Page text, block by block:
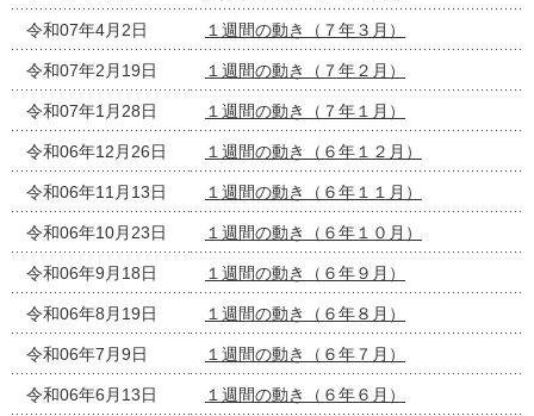
令和07年4月2日 １週間の動き（７年３月）
令和07年2月19日 １週間の動き（７年２月）
令和07年1月28日 １週間の動き（７年１月）
令和06年12月26日 １週間の動き（６年１２月）
令和06年11月13日 １週間の動き（６年１１月）
令和06年10月23日 １週間の動き（６年１０月）
令和06年9月18日 １週間の動き（６年９月）
令和06年8月19日 １週間の動き（６年８月）
令和06年7月9日 １週間の動き（６年７月）
令和06年6月13日 １週間の動き（６年６月）